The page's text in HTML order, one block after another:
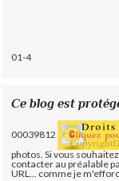
01-4
Ce blog est
00039812
photos. Si vous
contacter au préalable
URL... comme je